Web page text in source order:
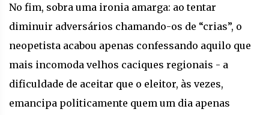
No fim, sobra uma ironia amarga: ao tentar
diminuir adversários chamando-os de “crias”, o
neopetista acabou apenas confessando aquilo que
mais incomoda velhos caciques regionais - a
dificuldade de aceitar que o eleitor, às vezes,
emancipa politicamente quem um dia apenas